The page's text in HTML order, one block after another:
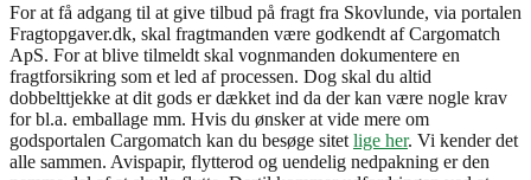
For at få adgang til at give tilbud på fragt fra Skovlunde, via portalen
Fragtopgaver.dk, skal fragtmanden være godkendt af Cargomatch
ApS. For at blive tilmeldt skal vognmanden dokumentere en
fragtforsikring som et led af processen. Dog skal du altid
dobbelttjekke at dit gods er dækket ind da der kan være nogle krav
for bl.a. emballage mm. Hvis du ønsker at vide mere om
godsportalen Cargomatch kan du besøge sitet lige her. Vi kender det
alle sammen. Avispapir, flytterod og uendelig nedpakning er den